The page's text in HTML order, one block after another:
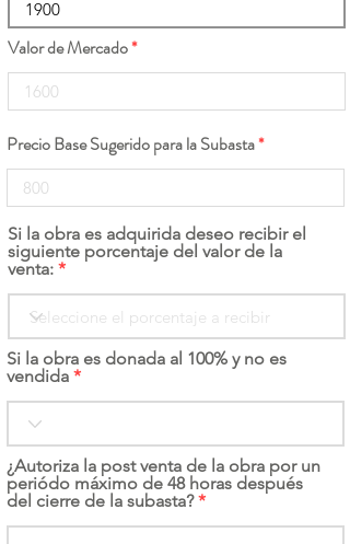
Valor de Mercado
Precio Base Sugerido para la Subasta
Si la obra es adquirida deseo recibir el
siguiente porcentaje del valor de la
venta:
Si la obra es donada al 100% y no es
vendida
¿Autoriza la post venta de la obra por un
periódo máximo de 48 horas después
del cierre de la subasta?